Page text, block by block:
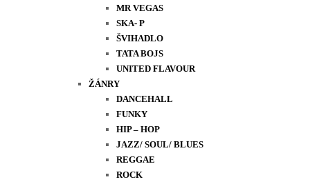
MR VEGAS
SKA- P
ŠVIHADLO
TATA BOJS
UNITED FLAVOUR
ŽÁNRY
DANCEHALL
FUNKY
HIP – HOP
JAZZ/ SOUL/ BLUES
REGGAE
ROCK